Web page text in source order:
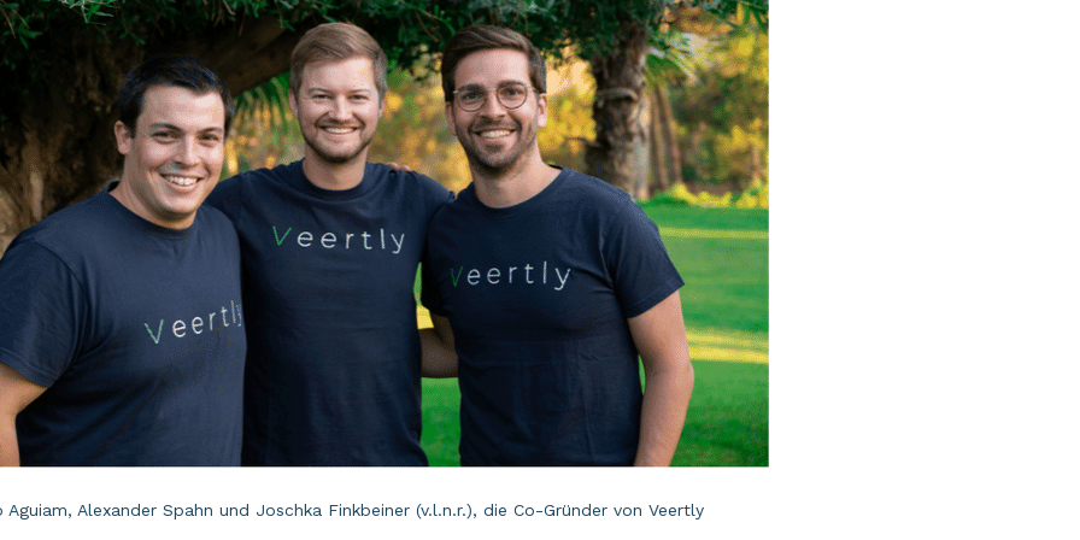
Aguiam, Alexander Spahn und Joschka Finkbeiner (v.l.n.r.), die Co-Gründer von Veertly